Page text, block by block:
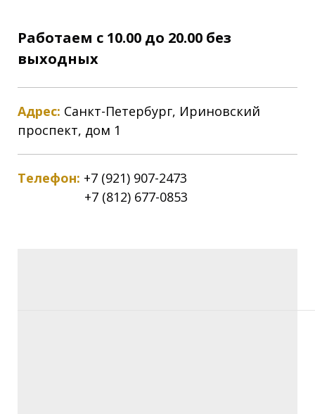
Работаем с 10.00 до 20.00 без
выходных
Адрес: Санкт-Петербург, Ириновский
проспект, дом 1
Телефон: +7 (921) 907-2473
+7 (812) 677-0853